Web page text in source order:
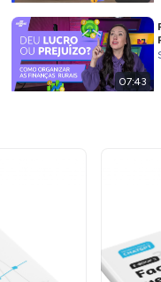
07:43